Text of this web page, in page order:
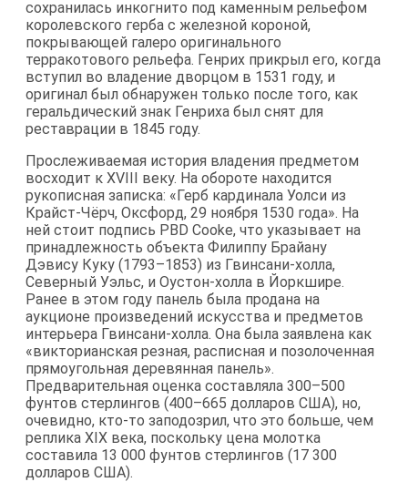
сохранилась инкогнито под каменным рельефом
королевского герба с железной короной,
покрывающей галеро оригинального
терракотового рельефа. Генрих прикрыл его, когда
вступил во владение дворцом в 1531 году, и
оригинал был обнаружен только после того, как
геральдический знак Генриха был снят для
реставрации в 1845 году.
Прослеживаемая история владения предметом
восходит к XVIII веку. На обороте находится
рукописная записка: «Герб кардинала Уолси из
Крайст-Чёрч, Оксфорд, 29 ноября 1530 года». На
ней стоит подпись PBD Cooke, что указывает на
принадлежность объекта Филиппу Брайану
Дэвису Куку (1793–1853) из Гвинсани-холла,
Северный Уэльс, и Оустон-холла в Йоркшире.
Ранее в этом году панель была продана на
аукционе произведений искусства и предметов
интерьера Гвинсани-холла. Она была заявлена как
«викторианская резная, расписная и позолоченная
прямоугольная деревянная панель».
Предварительная оценка составляла 300–500
фунтов стерлингов (400–665 долларов США), но,
очевидно, кто-то заподозрил, что это больше, чем
реплика XIX века, поскольку цена молотка
составила 13 000 фунтов стерлингов (17 300
долларов США).